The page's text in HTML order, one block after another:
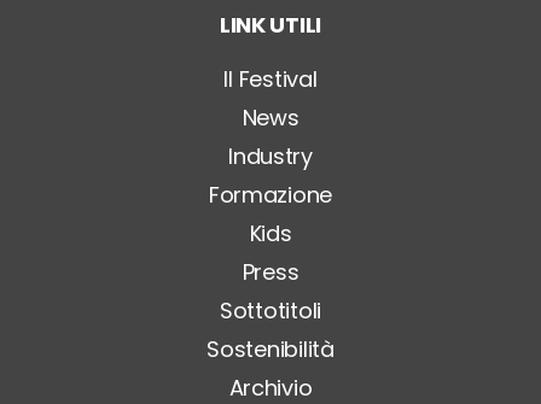
l
*
LINK UTILI
Il Festival
News
Industry
Formazione
Kids
Press
Sottotitoli
Sostenibilità
Archivio